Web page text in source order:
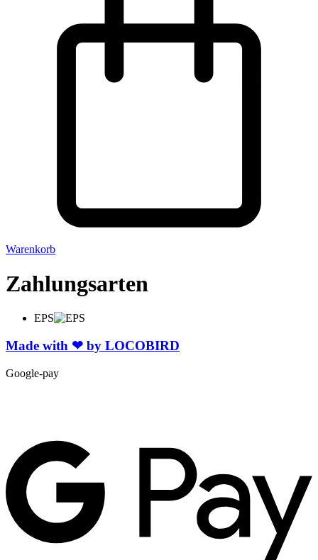
Warenkorb
Zahlungsarten
EPS
Made with ❤ by LOCOBIRD
Google-pay